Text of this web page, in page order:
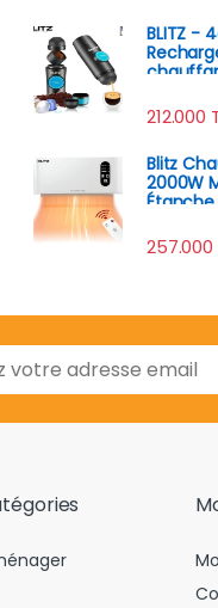
BLITZ -
212.000
Blitz
2000W
Étanche
257.000